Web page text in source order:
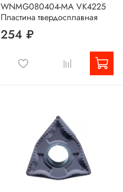
WNMG080404-MA VK4225
Пластина твердосплавная
254 ₽